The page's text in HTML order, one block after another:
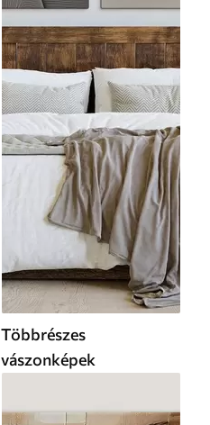
Többrészes
vászonképek